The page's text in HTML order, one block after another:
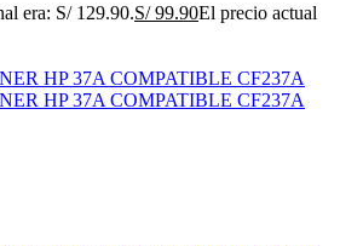
era: S/ 129.90.S/99.90El precio actual